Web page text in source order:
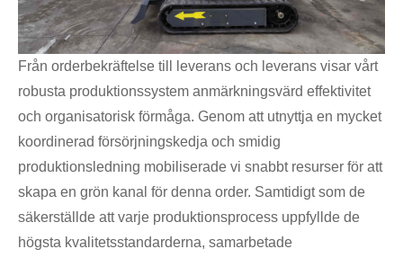
Från orderbekräftelse till leverans och leverans visar vårt
robusta produktionssystem anmärkningsvärd effektivitet
och organisatorisk förmåga. Genom att utnyttja en mycket
koordinerad försörjningskedja och smidig
produktionsledning mobiliserade vi snabbt resurser för att
skapa en grön kanal för denna order. Samtidigt som de
säkerställde att varje produktionsprocess uppfyllde de
högsta kvalitetsstandarderna, samarbetade